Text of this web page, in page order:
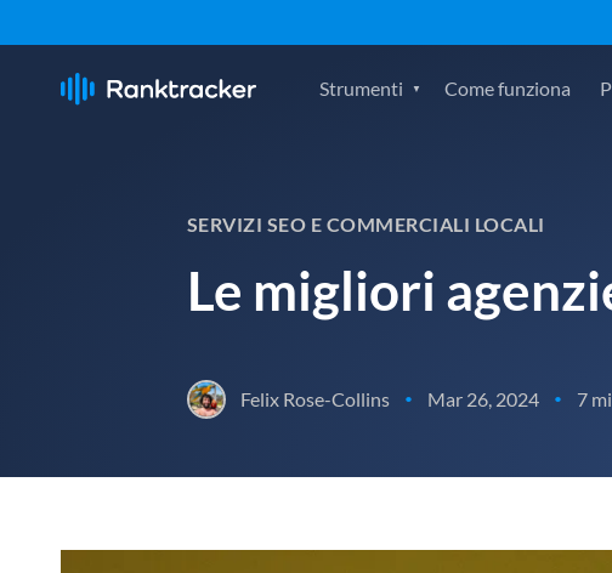
Strumenti Come funziona
SERVIZI SEO E COMMERCIALI LOCALI
Le migliori
Felix Rose-Collins • Mar 26, 2024 • 7